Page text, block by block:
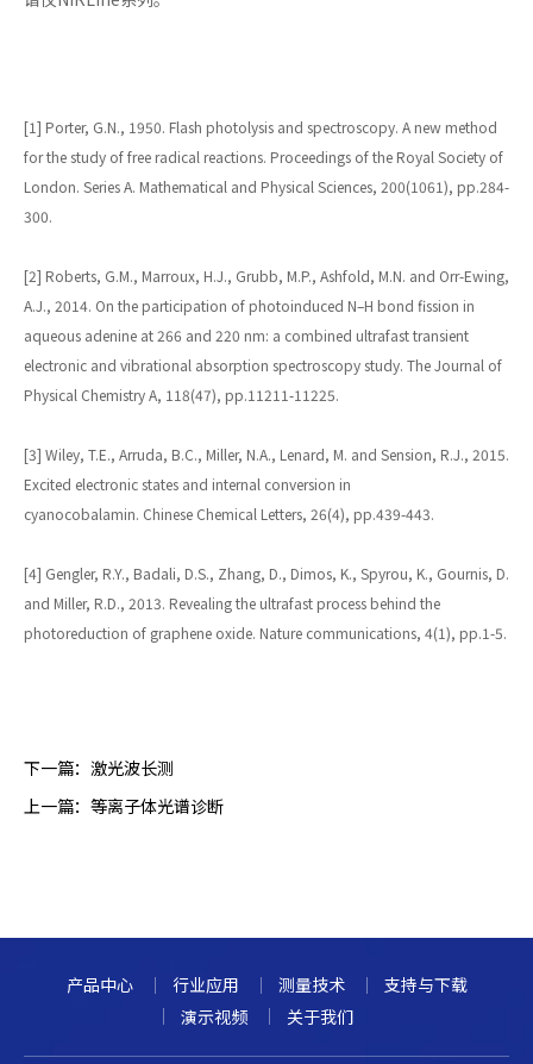
[1] Porter, G.N., 1950. Flash photolysis and spectroscopy. A new method
for the study of free radical reactions. Proceedings of the Royal Society of
London. Series A. Mathematical and Physical Sciences, 200(1061), pp.284-
300.
[2] Roberts, G.M., Marroux, H.J., Grubb, M.P., Ashfold, M.N. and Orr-Ewing,
A.J., 2014. On the participation of photoinduced N–H bond fission in
aqueous adenine at 266 and 220 nm: a combined ultrafast transient
electronic and vibrational absorption spectroscopy study. The Journal of
Physical Chemistry A, 118(47), pp.11211-11225.
[3] Wiley, T.E., Arruda, B.C., Miller, N.A., Lenard, M. and Sension, R.J., 2015.
Excited electronic states and internal conversion in
cyanocobalamin. Chinese Chemical Letters, 26(4), pp.439-443.
[4] Gengler, R.Y., Badali, D.S., Zhang, D., Dimos, K., Spyrou, K., Gournis, D.
and Miller, R.D., 2013. Revealing the ultrafast process behind the
photoreduction of graphene oxide. Nature communications, 4(1), pp.1-5.
下一篇： 激光波长测
上一篇： 等离子体光谱诊断
产品中心 行业应用 测量技术
支持与下载
演示视频
关于我们